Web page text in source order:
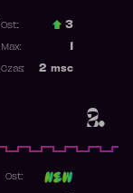
2.
Ost.: 3
Max:
2 msc
Czas:
Ost: